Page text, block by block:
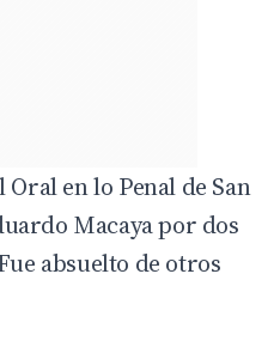
en lo Penal de San
Macaya por dos
absuelto de otros